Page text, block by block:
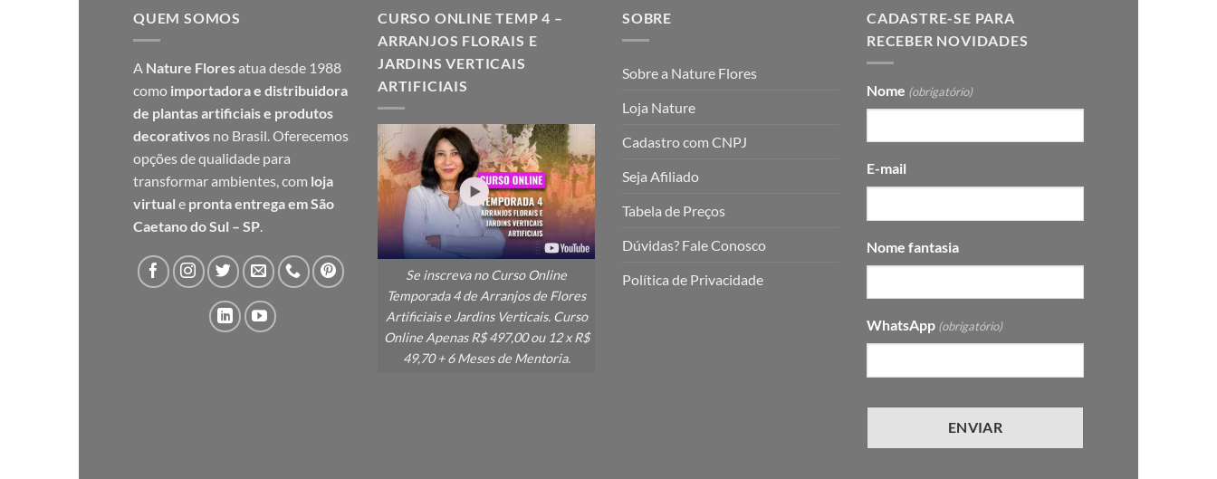
QUEM SOMOS
A Nature Floresatua desde 1988
como importadora e distribuidora
de plantas artificiais e produtos
decorativos no Brasil. Oferecemos
opções de qualidade para
transformar ambientes, com loja
virtual e pronta entrega em São
Caetano do Sul – SP
CURSO ONLINE TEMP 4 –
ARRANJOS FLORAIS E
JARDINS VERTICAIS
ARTIFICIAIS
Se inscreva no Curso Online
Temporada 4 de Arranjos de Flores
Artificiais e Jardins Verticais. Curso
Online Apenas R$ 497,00 ou 12 x R$
49,70 + 6 Meses de Mentoria.
SOBRE
Sobre a Nature Flores
Loja Nature
Cadastro com CNPJ
Seja Afiliado
Tabela de Preços
Dúvidas? Fale Conosco
Política de Privacidade
CADASTRE-SE PARA
RECEBER NOVIDADES
Nome (obrigatório)
E-mail
Nome fantasia
WhatsApp (obrigatório)